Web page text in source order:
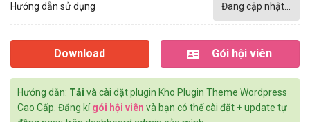
Hướng dẫn sử dụng Đang cập nhật...
Download Gói hội viên
Hướng dẫn: Tải và cài dặt plugin Kho Plugin Theme Wordpress
Cao Cấp. Đăng kígói hội viên và bạn có thể cài đặt + update tự